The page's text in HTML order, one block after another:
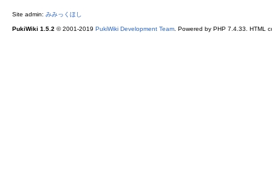
Site admin: みみっくほし
PukiWiki 1.5.2 © 2001-2019 PukiWiki Development Team. Powered by PHP 7.4.33. HTML